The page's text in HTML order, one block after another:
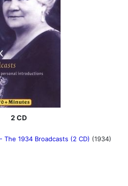
2 CD
1934 Broadcasts (2 CD) (1934)